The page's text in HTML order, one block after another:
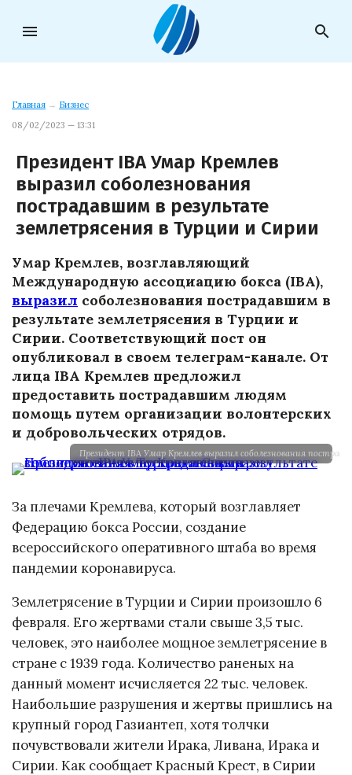
menu search
Главная → Бизнес
08/02/2023 — 13:31
Президент IBA Умар Кремлев
выразил соболезнования
пострадавшим в результате
землетрясения в Турции и Сирии
Умар Кремлев, возглавляющий
Международную ассоциацию бокса (IBA),
выразил соболезнования пострадавшим в
результате землетрясения в Турции и
Сирии. Соответствующий пост он
опубликовал в своем телеграм-канале. От
лица IBA Кремлев предложил
предоставить пострадавшим людям
помощь путем организации волонтерских
и добровольческих отрядов.
Президент IBA Умар Кремлев выразил соболезнования
За плечами Кремлева, который возглавляет
Федерацию бокса России, создание
всероссийского оперативного штаба во время
пандемии коронавируса.
Землетрясение в Турции и Сирии произошло 6
февраля. Его жертвами стали свыше 3,5 тыс.
человек, это наиболее мощное землетрясение в
стране с 1939 года. Количество раненых на
данный момент исчисляется 22 тыс. человек.
Наибольшие разрушения и жертвы пришлись на
крупный город Газиантеп, хотя толчки
почувствовали жители Ирака, Ливана, Ирака и
Сирии. Как сообщает Красный Крест, в Сирии